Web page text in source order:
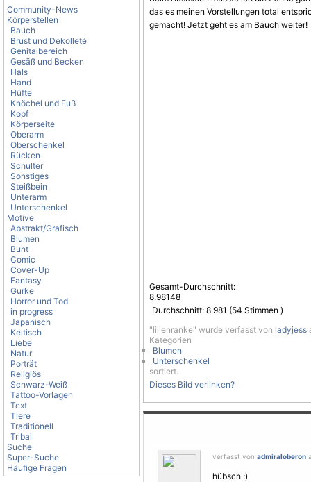
Community-News
Körperstellen
Bauch
Brust und Dekolleté
Genitalbereich
Gesäß und Becken
Hals
Hand
Hüfte
Knöchel und Fuß
Kopf
Körperseite
Oberarm
Oberschenkel
Rücken
Schulter
Sonstiges
Steißbein
Unterarm
Unterschenkel
Motive
Abstrakt/Grafisch
Blumen
Bunt
Comic
Cover-Up
Fantasy
Gurke
Horror und Tod
in progress
Japanisch
Keltisch
Liebe
Natur
Porträt
Religiös
Schwarz-Weiß
Tattoo-Vorlagen
Text
Tiere
Traditionell
Tribal
Suche
Super-Suche
Häufige Fragen
das es meinen Vorstellungen total
gemacht! Jetzt geht es am Bauch weiter!
Gesamt-Durchschnitt:
8.98148
Durchschnitt: 8.981 (54 Stimmen )
"lilienranke" wurde verfasst von ladyjess
Kategorien
Blumen
Unterschenkel
sortiert.
Dieses Bild verlinken?
verfasst von admiraloberon
hübsch :)